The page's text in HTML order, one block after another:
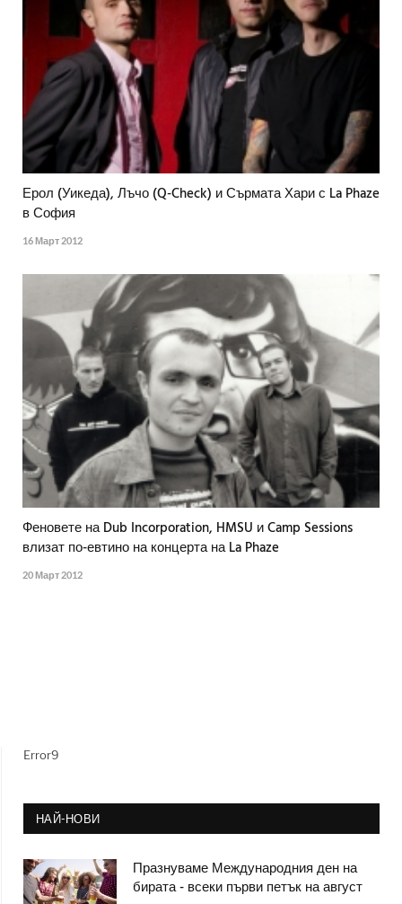
Ерол (Уикеда), Лъчо (Q-Check) и Сърмата Хари с La Phaze
в София
16 Март 2012
Феновете на Dub Incorporation, HMSU и Camp Sessions
влизат по-евтино на концерта на La Phaze
20 Март 2012
Error9
НАЙ-НОВИ
Празнуваме Международния ден на
бирата - всеки първи петък на август